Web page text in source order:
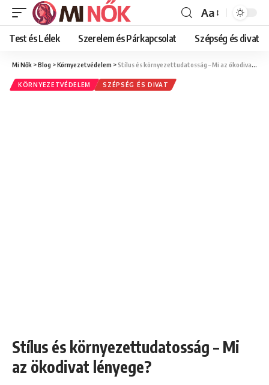
Font
Resizer
Aa
Test és Lélek Szerelem és Párkapcsolat Szépség és divat
Mi Nők >Blog >Környezetvédelem >Stílus és környezettudatosság – Mi az ökodivat lényege?
KÖRNYEZETVÉDELEM SZÉPSÉG ÉS DIVAT
Stílus és környezettudatosság – Mi
az ökodivat lényege?